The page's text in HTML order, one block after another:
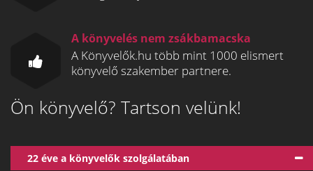
A könyvelés nem zsákbamacska
A Könyvelők.hu több mint 1000 elismert
könyvelő szakember partnere.
Ön könyvelő? Tartson velünk!
22 éve a könyvelők szolgálatában